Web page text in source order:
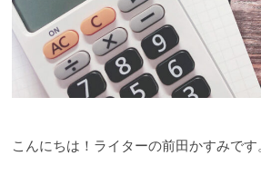
こんにちは！ライターの前田かすみです